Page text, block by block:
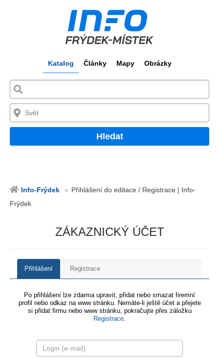
Katalog Články Mapy Obrázky
Hledat
Info-Frýdek
Přihlášení do editace / Registrace | Info-
Frýdek
ZÁKAZNICKÝ ÚČET
Přihlášení Registrace
Po přihlášení lze zdarma upravit, přidat nebo smazat firemní
profil nebo odkaz na www stránku. Nemáte-li ještě účet a přejete
si přidat firmu nebo www stránku, pokračujte přes záložku
Registrace.